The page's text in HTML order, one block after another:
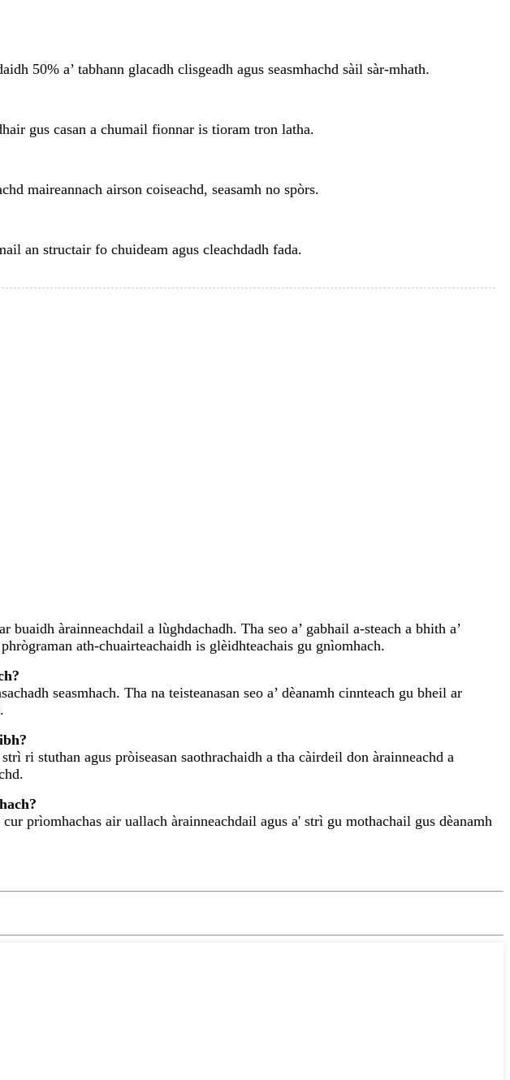
50% a’ tabhann glacadh clisgeadh agus seasmhachd sàil sàr-mhath.
gus casan a chumail fionnar is tioram tron ​​latha.
maireannach airson coiseachd, seasamh no spòrs.
an structair fo chuideam agus cleachdadh fada.
àrainneachdail a lùghdachadh. Tha seo a’ gabhail a-steach a bhith a’
ath-chuairteachaidh is glèidhteachais gu gnìomhach.
seasmhach. Tha na teisteanasan seo a’ dèanamh cinnteach gu bheil ar
ri stuthan agus pròiseasan saothrachaidh a tha càirdeil don àrainneachd a
prìomhachas air uallach àrainneachdail agus a' strì gu mothachail gus dèanamh